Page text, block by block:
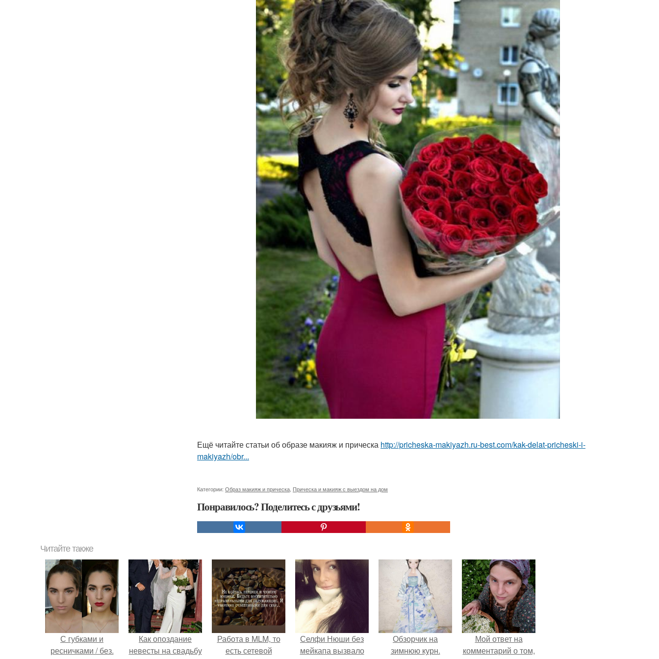
Ещё читайте статьи об образе макияж и прическа http://pricheska-makiyazh.ru-best.com/kak-delat-pricheski-i-
makiyazh/obr...
Категории: Образ макияж и прическа Прическа и макияж с выездом на дом
Понравилось? Поделитесь с друзьями!
Читайте также
С губками и
ресничками / без.
Как опоздание
невесты на свадьбу
Работа в MLM, то
есть сетевой
Селфи Нюши без
мейкапа вызвало
Обзорчик на
зимнюю курн.
Мой ответ на
комментарий о том,